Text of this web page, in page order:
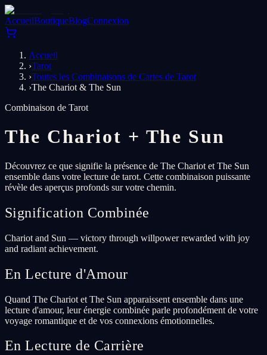
AccueilBoutiqueBlogConnexion
Accueil
›Tarot
›Toutes les Combinaisons de Cartes de Tarot
›The Chariot & The Sun
Combinaison de Tarot
The Chariot + The Sun
Découvrez ce que signifie la présence de The Chariot et The Sun
ensemble dans votre lecture de tarot. Cette combinaison puissante
révèle des aperçus profonds sur votre chemin.
Signification Combinée
Chariot and Sun — victory through willpower rewarded with joy
and radiant achievement.
En Lecture d'Amour
Quand The Chariot et The Sun apparaissent ensemble dans une
lecture d'amour, leur énergie combinée parle profondément de votre
voyage romantique et de vos connexions émotionnelles.
En Lecture de Carrière